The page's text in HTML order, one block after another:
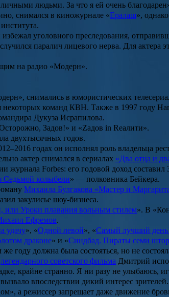
людьми. За что я ей очень
снимался в киножурнале «Ералаш»,
уголовного преследования,
паралич лицевого нерва. Для
на радио «Модерн».
снимались в юмористических
команд КВН. Также в 1997 году
Дукуза Исрапилова.
Задов!» и «Zадов in Rеалити».
двухтысячных годов.
годах он исполнял роль владельца
актер снимался в сериалах «Два отца и
Forbes: его годовой доход составил
Седьмой колыбели» — полковника Бейкера.
Михаила Булгакова «Мастер и
закулисье шоу-бизнеса.
или Уроки плавания вольным стилем». В
Ефремов.
удачу», «Одной левой», «Самый лучший
драконе» и «Синдбад. Пираты семи
же году должна была состояться, но не
легендарного советского фильма Дмитрий
крайне странно. Я ни разу не улыбаюсь,
впоследствии дикий интерес
а режиссер запрещает даже движение